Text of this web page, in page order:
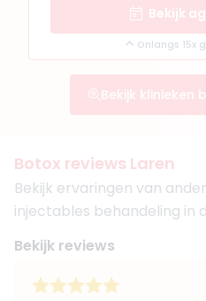
Bekijk
Onlangs 15x
Bekijk klinieken
Botox reviews Laren
Bekijk ervaringen van
injectables behandeling in
Bekijk reviews